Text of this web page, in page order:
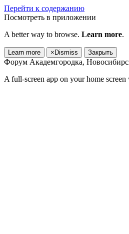
Перейти к содержанию
Посмотреть в приложении
A better way to browse. Learn more.
Learn more × Dismiss Закрыть
Форум Академгородка,
A full-screen app on your home